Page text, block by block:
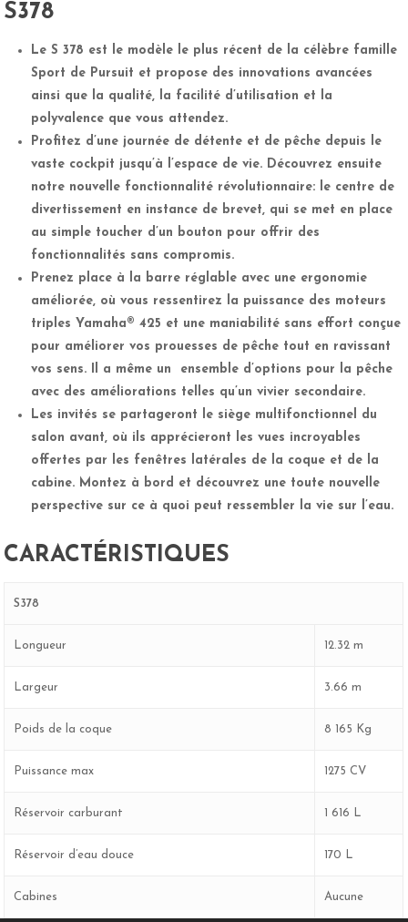
S378
Le S 378 est le modèle le plus récent de la célèbre famille
Sport de Pursuit et propose des innovations avancées
ainsi que la qualité, la facilité d’utilisation et la
polyvalence que vous attendez.
Profitez d’une journée de détente et de pêche depuis le
vaste cockpit jusqu’à l’espace de vie. Découvrez ensuite
notre nouvelle fonctionnalité révolutionnaire: le centre de
divertissement en instance de brevet, qui se met en place
au simple toucher d’un bouton pour offrir des
fonctionnalités sans compromis.
Prenez place à la barre réglable avec une ergonomie
améliorée, où vous ressentirez la puissance des moteurs
triples Yamaha® 425 et une maniabilité sans effort conçue
pour améliorer vos prouesses de pêche tout en ravissant
vos sens. Il a même un ensemble d’options pour la pêche
avec des améliorations telles qu’un vivier secondaire.
Les invités se partageront le siège multifonctionnel du
salon avant, où ils apprécieront les vues incroyables
offertes par les fenêtres latérales de la coque et de la
cabine. Montez à bord et découvrez une toute nouvelle
perspective sur ce à quoi peut ressembler la vie sur l’eau.
CARACTÉRISTIQUES
S378
Longueur 12.32 m
Largeur 3.66 m
Poids de la coque 8 165 Kg
Puissance max 1275 CV
Réservoir carburant 1 616 L
Réservoir d’eau douce 170 L
Cabines Aucune